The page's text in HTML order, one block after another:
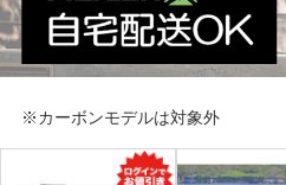
※カーボンモデルは対象外